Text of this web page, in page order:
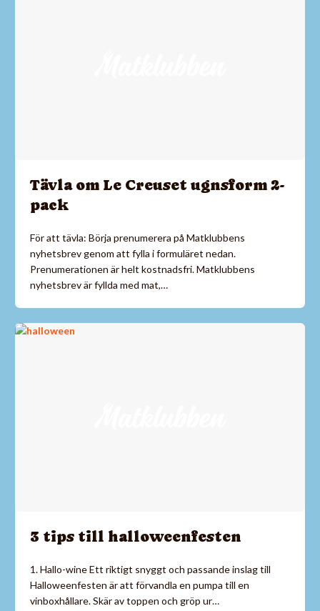
Tävla om Le Creuset ugnsform 2-
pack
För att tävla: Börja prenumerera på Matklubbens
nyhetsbrev genom att fylla i formuläret nedan.
Prenumerationen är helt kostnadsfri. Matklubbens
nyhetsbrev är fyllda med mat,…
3 tips till halloweenfesten
1. Hallo-wine Ett riktigt snyggt och passande inslag till
Halloweenfesten är att förvandla en pumpa till en
vinboxhållare. Skär av toppen och gröp ur…